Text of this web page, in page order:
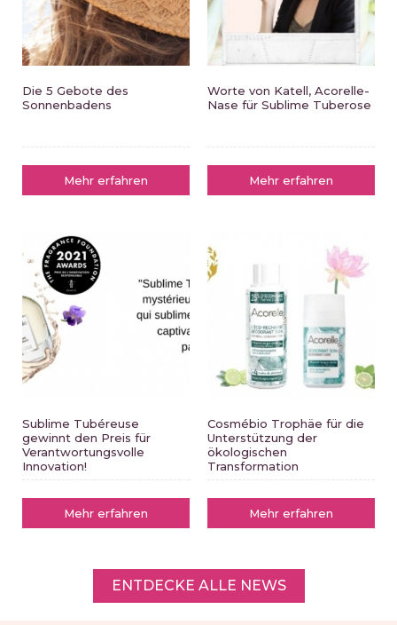
Die 5 Gebote des
Sonnenbadens
Mehr erfahren
Worte von Katell, Acorelle-
Nase für Sublime Tuberose
Mehr erfahren
Sublime Tubéreuse
gewinnt den Preis für
Verantwortungsvolle
Innovation!
Mehr erfahren
Cosmébio Trophäe für die
Unterstützung der
ökologischen
Transformation
Mehr erfahren
ENTDECKE ALLE NEWS